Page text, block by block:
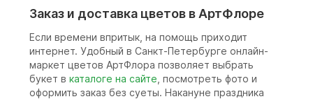
Заказ и доставка цветов в АртФлоре
Если времени впритык, на помощь приходит
интернет. Удобный в Санкт-Петербурге онлайн-
маркет цветов АртФлора позволяет выбрать
букет в каталоге на сайте, посмотреть фото и
оформить заказ без суеты. Накануне праздника